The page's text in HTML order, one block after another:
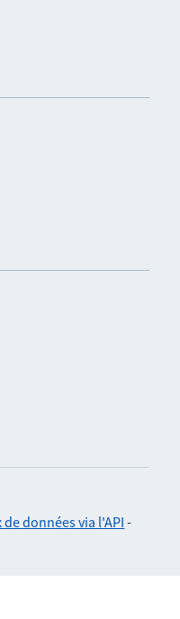
données via l'API-